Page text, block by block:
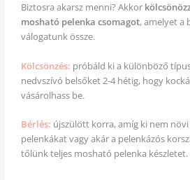
Biztosra akarsz menni? Akkor
mosható pelenka csomagot, amelyet a
válogatunk össze.
Kölcsönzés: próbáld ki a különböző
nedvszívó belsőket 2-4 hétig, hogy
vásárolhass be.
Bérlés: újszülött korra, amíg ki nem
pelenkákat vagy akár a pelenkázós
tőlünk teljes mosható pelenka készletet.